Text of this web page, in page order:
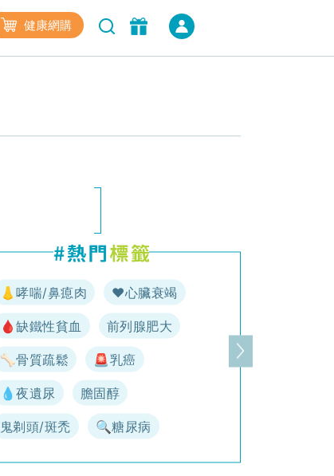
健康網購
👃哮喘/鼻瘜肉 ♥️心臟衰竭
🩸缺鐵性貧血 前列腺肥大
🦴骨質疏鬆 🚨乳癌
💧夜遺尿 膽固醇
鬼剃頭/斑禿 🔍糖尿病
下一頁